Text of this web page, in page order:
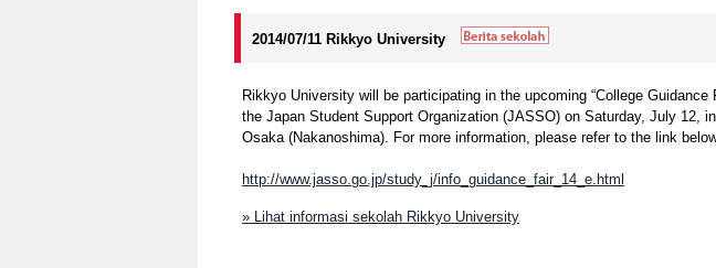
2014/07/11 Rikkyo University
Rikkyo University will be participating in the upcoming “College
the Japan Student Support Organization (JASSO) on Saturday, July 12,
Osaka (Nakanoshima). For more information, please refer to the link
http://www.jasso.go.jp/study_j/info_guidance_fair_14_e.html
» Lihat informasi sekolah Rikkyo University